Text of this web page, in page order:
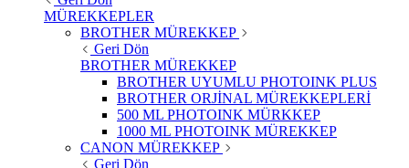
MÜREKKEPLER
BROTHER MÜREKKEP
Geri Dön
BROTHER MÜREKKEP
BROTHER UYUMLU PHOTOINK PLUS
BROTHER ORJİNAL MÜREKKEPLERİ
500 ML PHOTOINK MÜRKKEP
1000 ML PHOTOINK MÜREKKEP
CANON MÜREKKEP
Geri Dön